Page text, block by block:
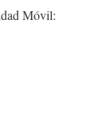
Móvil: